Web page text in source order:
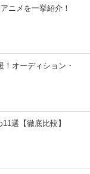
ニメを一挙紹介！
オーディション・
選【徹底比較】